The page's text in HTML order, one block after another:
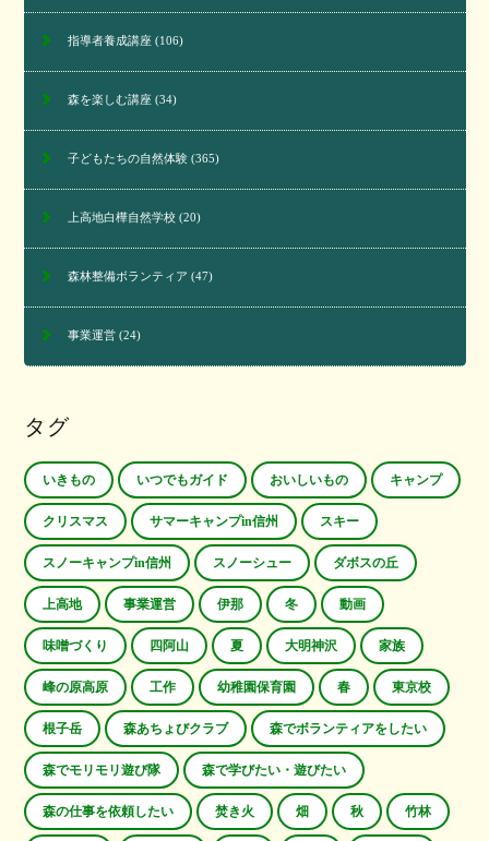
指導者養成講座(106)
森を楽しむ講座(34)
子どもたちの自然体験(365)
上高地白樺自然学校(20)
森林整備ボランティア (47)
事業運営(24)
タグ
いきもの いつでもガイド おいしいもの キャンプ
クリスマス サマーキャンプin信州 スキー
スノーキャンプin信州 スノーシュー ダボスの丘
上高地 事業運営 伊那 冬 動画
味噌づくり 四阿山 夏 大明神沢 家族
峰の原高原 工作 幼稚園保育園 春 東京校
根子岳 森あちょびクラブ 森でボランティアをしたい
森でモリモリ遊び隊 森で学びたい・遊びたい
森の仕事を依頼したい 焚き火 畑 秋 竹林